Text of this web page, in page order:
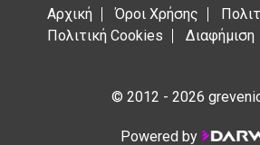
Αρχική Όροι Χρήσης
Πολιτική Cookies
Διαφήμιση
© 2012 - 2026
Powered by